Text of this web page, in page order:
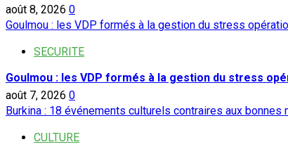
août 8, 2026 0
Goulmou : les VDP formés à la gestion du stress
SECURITE
Goulmou : les VDP formés à la gestion du stress
août 7, 2026 0
Burkina : 18 événements culturels contraires aux
CULTURE